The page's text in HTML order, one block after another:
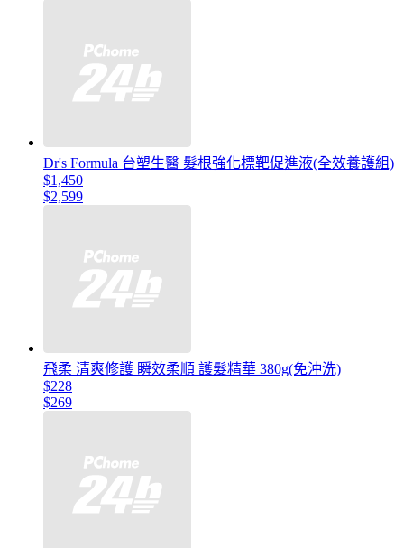
Dr's Formula 台塑生醫 髮根強化標靶促進液(全效養護組)
$1,450
$2,599
飛柔 清爽修護 瞬效柔順 護髮精華 380g(免沖洗)
$228
$269